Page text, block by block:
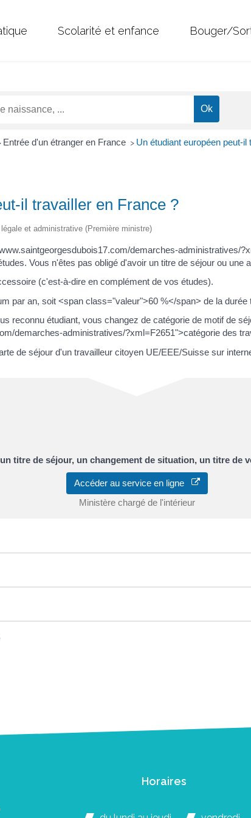
Scolarité et enfance Bouger/
Entrée d'un étranger en France > Un étudiant européen peut-il
il travailler en France ?
et administrative (Première ministre)
demarches-administratives/
Vous n'êtes pas obligé d'avoir un titre de séjour ou une
(c'est-à-dire en complément de vos études).
par an, soit <span class="valeur">60 %</span> de la durée
reconnu étudiant, vous changez de catégorie de motif de
demarches-administratives/?xml=F2651">catégorie des
de séjour d'un travailleur citoyen UE/EEE/Suisse sur
titre de séjour, un changement de situation, un titre de
Accéder au service en ligne
Ministère chargé de l'intérieur
Horaires